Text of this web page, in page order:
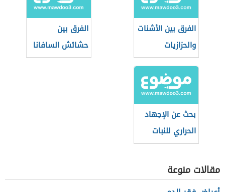
الفرق بين الأشنات
والحزازيات
الفرق بين
حشائش السافانا
والاستبس
بحث عن الإجهاد
الحراري للنبات
مقالات منوعة